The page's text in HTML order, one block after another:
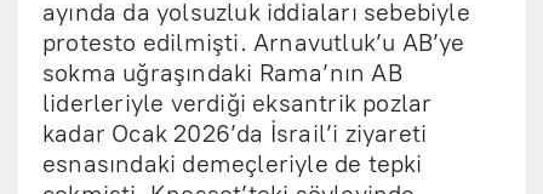
ayında da yolsuzluk iddiaları sebebiyle
protesto edilmişti. Arnavutluk’u AB’ye
sokma uğraşındaki Rama’nın AB
liderleriyle verdiği eksantrik pozlar
kadar Ocak 2026’da İsrail’i ziyareti
esnasındaki demeçleriyle de tepki